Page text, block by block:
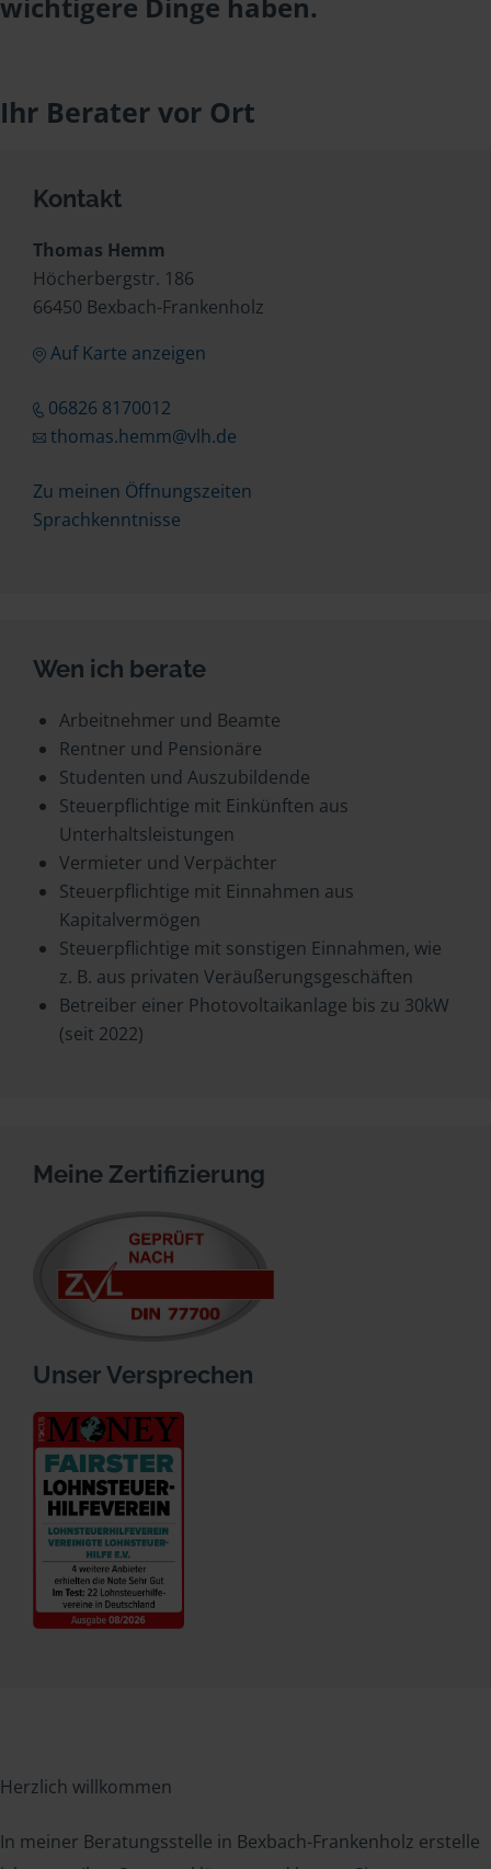
Ihr Berater vor Ort
Kontakt
Thomas Hemm
Höcherbergstr. 186
66450 Bexbach-Frankenholz
Auf Karte anzeigen
06826 8170012
thomas.hemm@vlh.de
Zu meinen Öffnungszeiten
Sprachkenntnisse
Wen ich berate
Arbeitnehmer und Beamte
Rentner und Pensionäre
Studenten und Auszubildende
Steuerpflichtige mit Einkünften aus
Unterhaltsleistungen
Vermieter und Verpächter
Steuerpflichtige mit Einnahmen aus
Kapitalvermögen
Steuerpflichtige mit sonstigen Einnahmen, wie
z. B. aus privaten Veräußerungsgeschäften
Betreiber einer Photovoltaikanlage bis zu 30kW
(seit 2022)
Meine Zertifizierung
Unser Versprechen
Herzlich willkommen
In meiner Beratungsstelle in Bexbach-Frankenholz erstelle